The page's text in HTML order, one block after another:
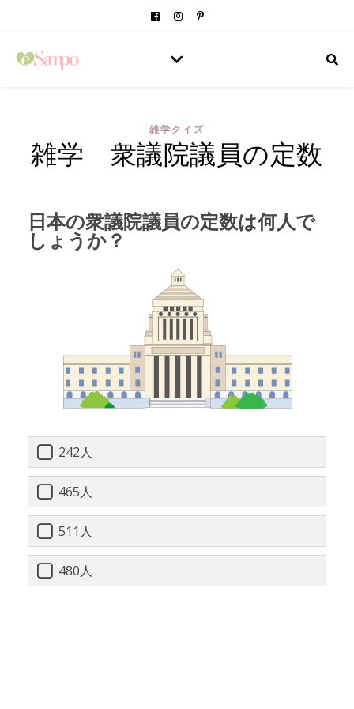
雑学クイズ
雑学 衆議院議員の定数
日本の衆議院議員の定数は何人で
しょうか？
242人
465人
511人
480人